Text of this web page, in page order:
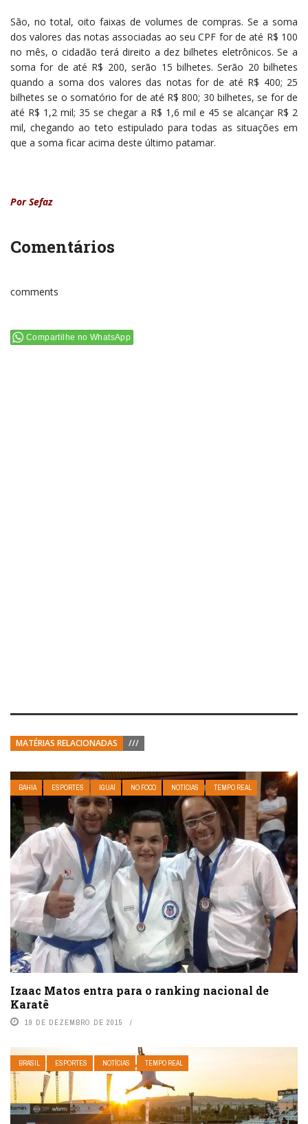
São, no total, oito faixas de volumes de compras. Se a soma
dos valores das notas associadas ao seu CPF for de até R$ 100
no mês, o cidadão terá direito a dez bilhetes eletrônicos. Se a
soma for de até R$ 200, serão 15 bilhetes. Serão 20 bilhetes
quando a soma dos valores das notas for de até R$ 400; 25
bilhetes se o somatório for de até R$ 800; 30 bilhetes, se for de
até R$ 1,2 mil; 35 se chegar a R$ 1,6 mil e 45 se alcançar R$ 2
mil, chegando ao teto estipulado para todas as situações em
que a soma ficar acima deste último patamar.
Por Sefaz
Comentários
comments
Compartilhe no WhatsApp
MATÉRIAS RELACIONADAS ///
BAHIA ESPORTES IGUAÍ NO FOCO NOTÍCIAS TEMPO REAL
Izaac Matos entra para o ranking nacional de
Karatê
19 DE DEZEMBRO DE 2015
BRASIL ESPORTES NOTÍCIAS TEMPO REAL